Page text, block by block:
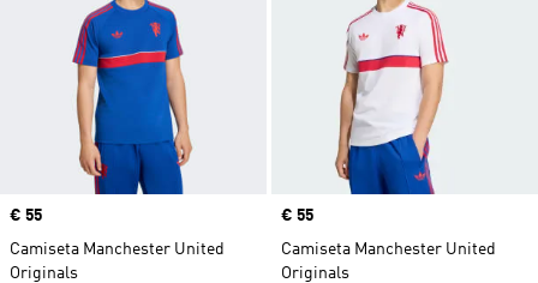
Precio
€ 55
Camiseta Manchester United
Originals
Precio
€ 55
Camiseta Manchester United
Originals